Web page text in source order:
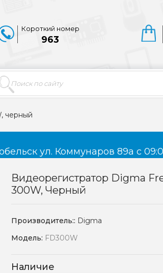
Короткий номер
963
черный
ул. Коммунаров 89а с
Видеорегистратор Digma
300W, Черный
Производитель:: Digma
Модель: FD300W
Наличие